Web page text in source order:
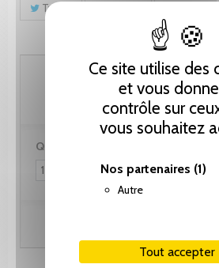
Ce site utilise des
et vous
contrôle sur
vous souhaitez
Nos partenaires (1)
Autre
Tout accepter
Tweet
25.65
Quantité :